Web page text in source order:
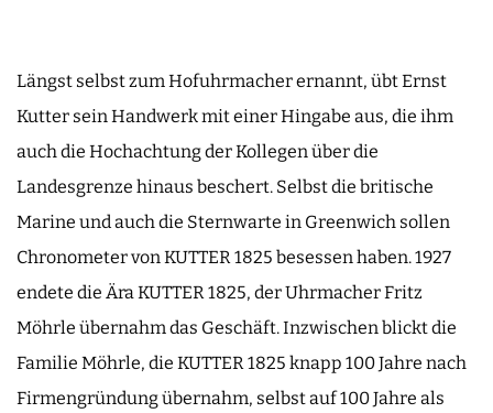
Längst selbst zum Hofuhrmacher ernannt, übt Ernst
Kutter sein Handwerk mit einer Hingabe aus, die ihm
auch die Hochachtung der Kollegen über die
Landesgrenze hinaus beschert. Selbst die britische
Marine und auch die Sternwarte in Greenwich sollen
Chronometer von KUTTER 1825 besessen haben. 1927
endete die Ära KUTTER 1825, der Uhrmacher Fritz
Möhrle übernahm das Geschäft. Inzwischen blickt die
Familie Möhrle, die KUTTER 1825 knapp 100 Jahre nach
Firmengründung übernahm, selbst auf 100 Jahre als